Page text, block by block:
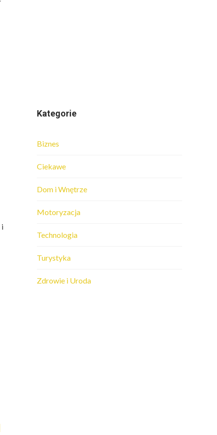
i
Kategorie
Biznes
Ciekawe
Dom i Wnętrze
Motoryzacja
Technologia
Turystyka
Zdrowie i Uroda